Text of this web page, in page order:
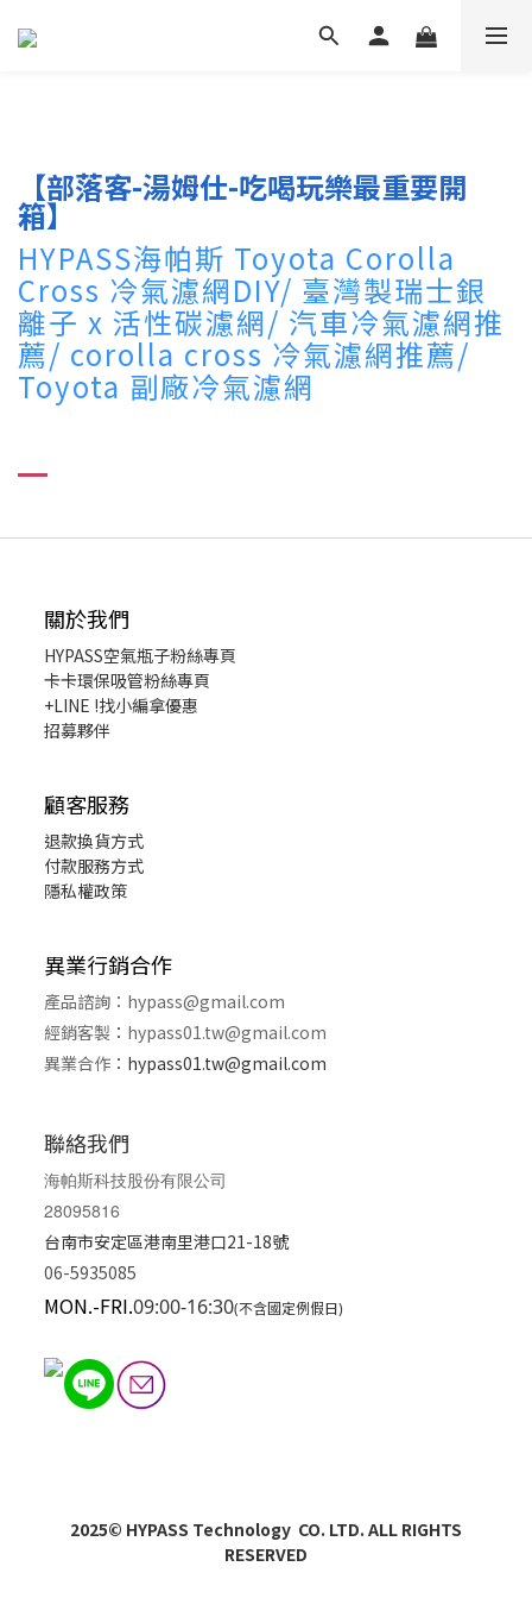
【部落客-湯姆仕-吃喝玩樂最重要開
箱】
HYPASS海帕斯 Toyota Corolla
Cross 冷氣濾網DIY/ 臺灣製瑞士銀
離子 x 活性碳濾網/ 汽車冷氣濾網推
薦/ corolla cross 冷氣濾網推薦/
Toyota 副廠冷氣濾網
關於我們
HYPASS空氣瓶子粉絲專頁
卡卡環保吸管粉絲專頁
+LINE !找小編拿優惠
招募夥伴
顧客服務
退款換貨方式
付款服務方式
隱私權政策
異業行銷合作
產品諮詢： hypass@gmail.com
經銷客製 ： hypass01.tw@gmail.com
異業合作 ： hypass01.tw@gmail.com
聯絡我們
海帕斯科技股份有限公司
28095816
台南市安定區港南里港口21-18號
06-5935085
MON.-FRI.09:00-16:30(不含國定例假日)
2025© HYPASS Technology CO. LTD. ALL RIGHTS
RESERVED